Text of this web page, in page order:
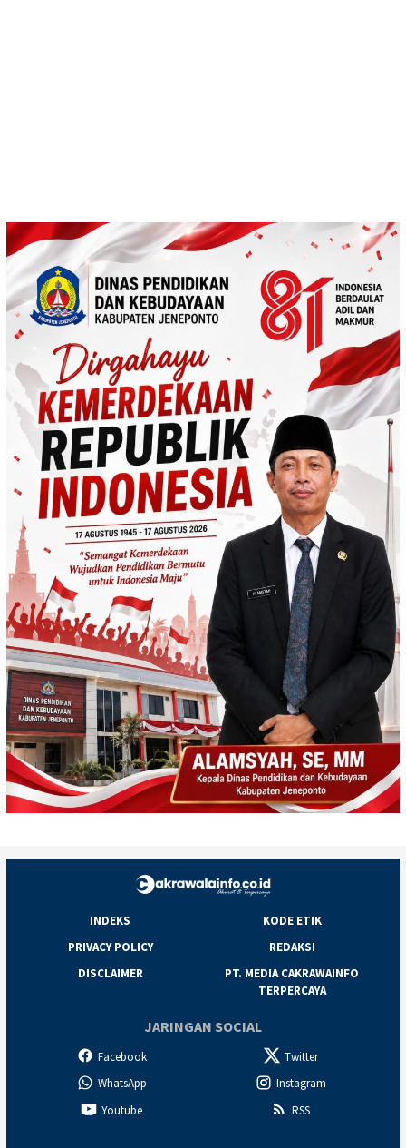
INDEKS
KODE ETIK
PRIVACY POLICY
REDAKSI
DISCLAIMER
PT. MEDIA CAKRAWAINFO
TERPERCAYA
JARINGAN SOCIAL
Facebook
Twitter
WhatsApp
Instagram
Youtube
RSS